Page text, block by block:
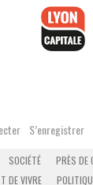
S’enregistrer
SOCIÉTÉ PRÈS DE
DE VIVRE